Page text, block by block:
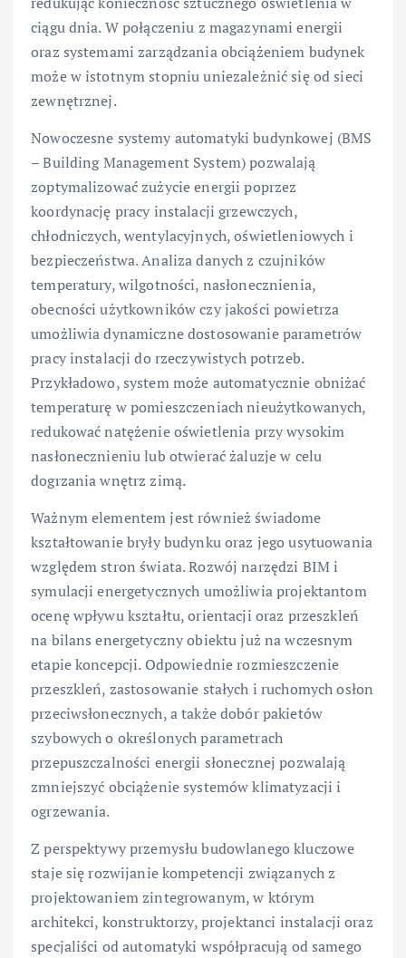
ciągu dnia. W połączeniu z magazynami energii
oraz systemami zarządzania obciążeniem budynek
może w istotnym stopniu uniezależnić się od sieci
zewnętrznej.
Nowoczesne systemy automatyki budynkowej (BMS
– Building Management System) pozwalają
zoptymalizować zużycie energii poprzez
koordynację pracy instalacji grzewczych,
chłodniczych, wentylacyjnych, oświetleniowych i
bezpieczeństwa. Analiza danych z czujników
temperatury, wilgotności, nasłonecznienia,
obecności użytkowników czy jakości powietrza
umożliwia dynamiczne dostosowanie parametrów
pracy instalacji do rzeczywistych potrzeb.
Przykładowo, system może automatycznie obniżać
temperaturę w pomieszczeniach nieużytkowanych,
redukować natężenie oświetlenia przy wysokim
nasłonecznieniu lub otwierać żaluzje w celu
dogrzania wnętrz zimą.
Ważnym elementem jest również świadome
kształtowanie bryły budynku oraz jego usytuowania
względem stron świata. Rozwój narzędzi BIM i
symulacji energetycznych umożliwia projektantom
ocenę wpływu kształtu, orientacji oraz przeszkleń
na bilans energetyczny obiektu już na wczesnym
etapie koncepcji. Odpowiednie rozmieszczenie
przeszkleń, zastosowanie stałych i ruchomych osłon
przeciwsłonecznych, a także dobór pakietów
szybowych o określonych parametrach
przepuszczalności energii słonecznej pozwalają
zmniejszyć obciążenie systemów klimatyzacji i
ogrzewania.
Z perspektywy przemysłu budowlanego kluczowe
staje się rozwijanie kompetencji związanych z
projektowaniem zintegrowanym, w którym
architekci, konstruktorzy, projektanci instalacji oraz
specjaliści od automatyki współpracują od samego